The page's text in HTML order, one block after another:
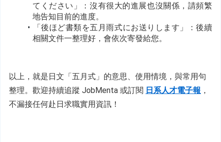
てください」：沒有很大的進展也沒關係，請頻繁
地告知目前的進度。
「後ほど書類を五月雨式にお送りします」：後續
相關文件一整理好，會依次寄發給您。
以上，就是日文「五月式」的意思、使用情境，與常用句
整理。歡迎持續追蹤 JobMenta 或訂閱 日系人才電子報 ，
不漏接任何赴日求職實用資訊！